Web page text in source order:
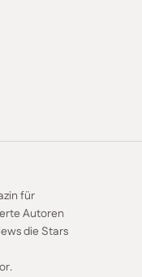
für
Autoren
die Stars